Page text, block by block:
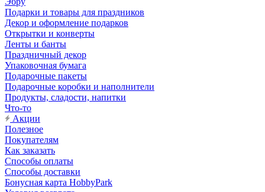
Подарки и товары для праздников
Декор и оформление подарков
Открытки и конверты
Ленты и банты
Праздничный декор
Упаковочная бумага
Подарочные пакеты
Подарочные коробки и наполнители
Продукты, сладости, напитки
Что-то
Акции
Полезное
Покупателям
Как заказать
Способы оплаты
Способы доставки
Бонусная карта HobbyPark